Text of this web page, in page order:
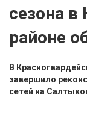
сезона в
районе
В
завершило
сетей на